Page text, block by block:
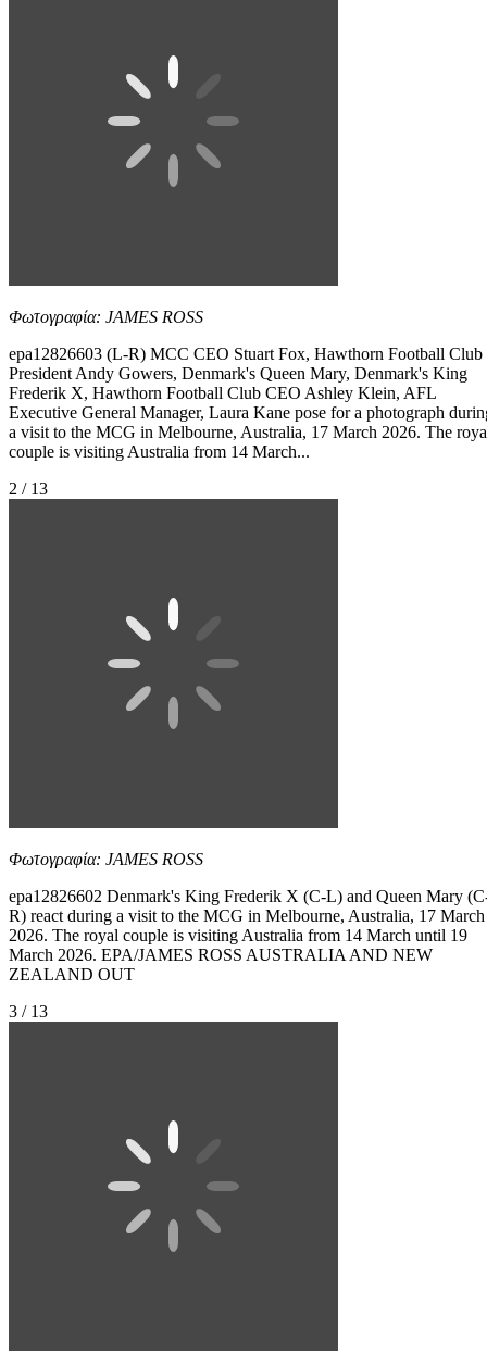
Φωτογραφία: JAMES ROSS
epa12826603 (L-R) MCC CEO Stuart Fox, Hawthorn Football Club
President Andy Gowers, Denmark's Queen Mary, Denmark's King
Frederik X, Hawthorn Football Club CEO Ashley Klein, AFL
Executive General Manager, Laura Kane pose for a photograph
a visit to the MCG in Melbourne, Australia, 17 March 2026. The
couple is visiting Australia from 14 March...
2 / 13
Φωτογραφία: JAMES ROSS
epa12826602 Denmark's King Frederik X (C-L) and Queen Mary
R) react during a visit to the MCG in Melbourne, Australia, 17 March
2026. The royal couple is visiting Australia from 14 March until 19
March 2026. EPA/JAMES ROSS AUSTRALIA AND NEW
ZEALAND OUT
3 / 13